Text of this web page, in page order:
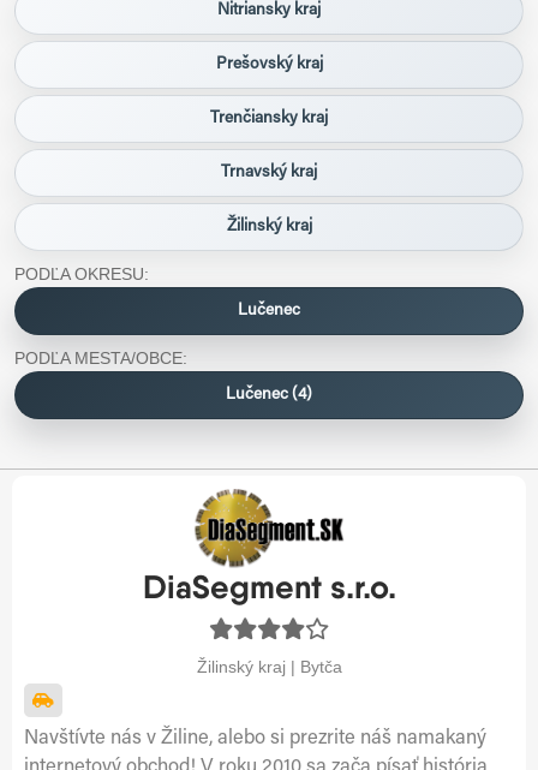
Nitriansky kraj
Prešovský kraj
Trenčiansky kraj
Trnavský kraj
Žilinský kraj
PODĽA OKRESU:
Lučenec
PODĽA MESTA/OBCE:
Lučenec (4)
DiaSegment s.r.o.
Žilinský kraj | Bytča
Navštívte nás v Žiline, alebo si prezrite náš namakaný